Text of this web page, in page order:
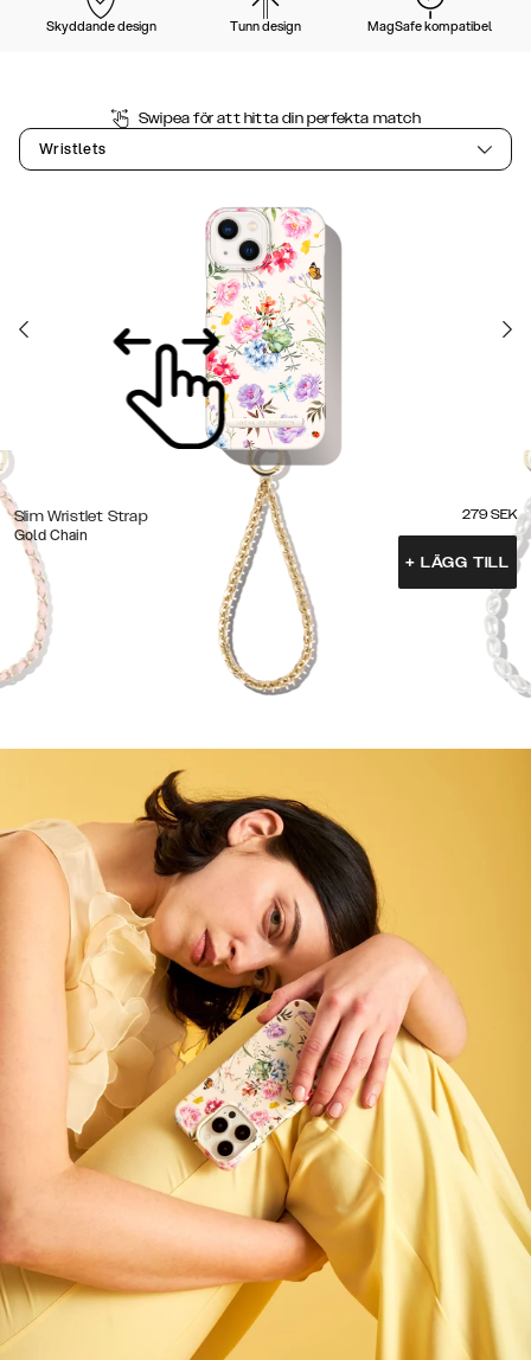
Skyddande design Tunn design MagSafe kompatibel
Swipea för att hitta din perfekta match
Wristlets
Slim Wristlet Strap
Gold Chain
279 SEK
+ LÄGG TILL